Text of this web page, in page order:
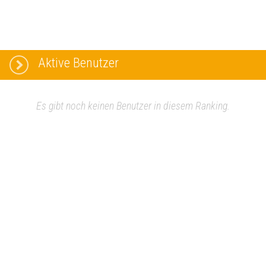
Aktive Benutzer
Es gibt noch keinen Benutzer in diesem Ranking.